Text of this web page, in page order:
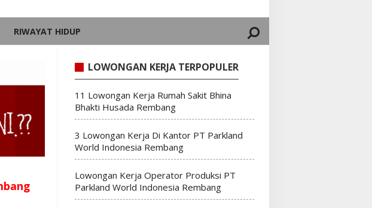
RIWAYAT HIDUP
LOWONGAN KERJA TERPOPULER
11 Lowongan Kerja Rumah Sakit Bhina
Bhakti Husada Rembang
3 Lowongan Kerja Di Kantor PT Parkland
World Indonesia Rembang
Lowongan Kerja Operator Produksi PT
Parkland World Indonesia Rembang